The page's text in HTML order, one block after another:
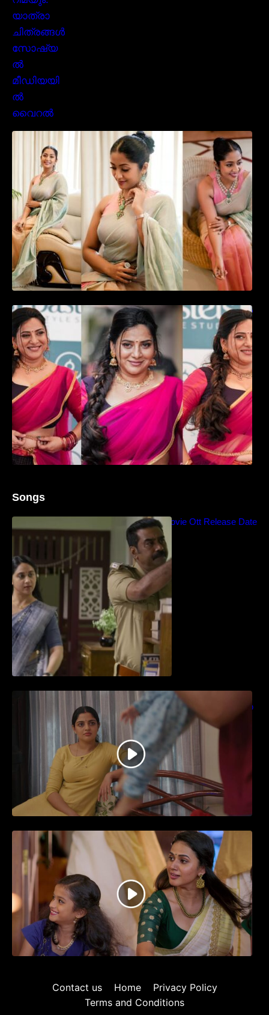
സാരിയിൽ സുന്ദരിയായി മലയിലകളുടെ
പ്രിയ താരം നവ്യാ നായർ| Malayalam
favourite actress Navya Nair cute in saree
ഉദ്ഘാടന വേദിയിൽ ആരാധരെ മയക്കുന്ന
തകർപ്പൻ ഡൻസുമായി അന്ന രാജൻ..
Songs
Blockbuster Thalavan Movie Ott Release Date
– Video Song Release
തിയേറ്ററിൽ വൻ വിജയമായി മുന്നേറിയ
ഗുരുവായൂർ അംബലനടയിൽ… വീഡിയോ
സോങ്ങ്..
ജനപ്രിയ നടൻ ദിലീപ് നയകമായി
എത്തുന്ന പവി കെയർ ടേക്കർ.. വീഡിയോ
സോംഗ്…